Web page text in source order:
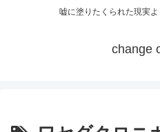
嘘に塗りたくられた現実
change